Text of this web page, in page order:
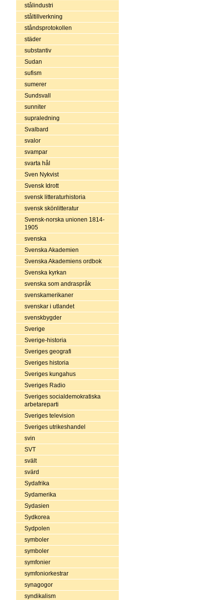
stålindustri
ståltillverkning
ståndsprotokollen
städer
substantiv
Sudan
sufism
sumerer
Sundsvall
sunniter
supraledning
Svalbard
svalor
svampar
svarta hål
Sven Nykvist
Svensk Idrott
svensk litteraturhistoria
svensk skönlitteratur
Svensk-norska unionen 1814-
1905
svenska
Svenska Akademien
Svenska Akademiens ordbok
Svenska kyrkan
svenska som andraspråk
svenskamerikaner
svenskar i utlandet
svenskbygder
Sverige
Sverige-historia
Sveriges geografi
Sveriges historia
Sveriges kungahus
Sveriges Radio
Sveriges socialdemokratiska
arbetareparti
Sveriges television
Sveriges utrikeshandel
svin
SVT
svält
svärd
Sydafrika
Sydamerika
Sydasien
Sydkorea
Sydpolen
symboler
symboler
symfonier
symfoniorkestrar
synagogor
syndikalism